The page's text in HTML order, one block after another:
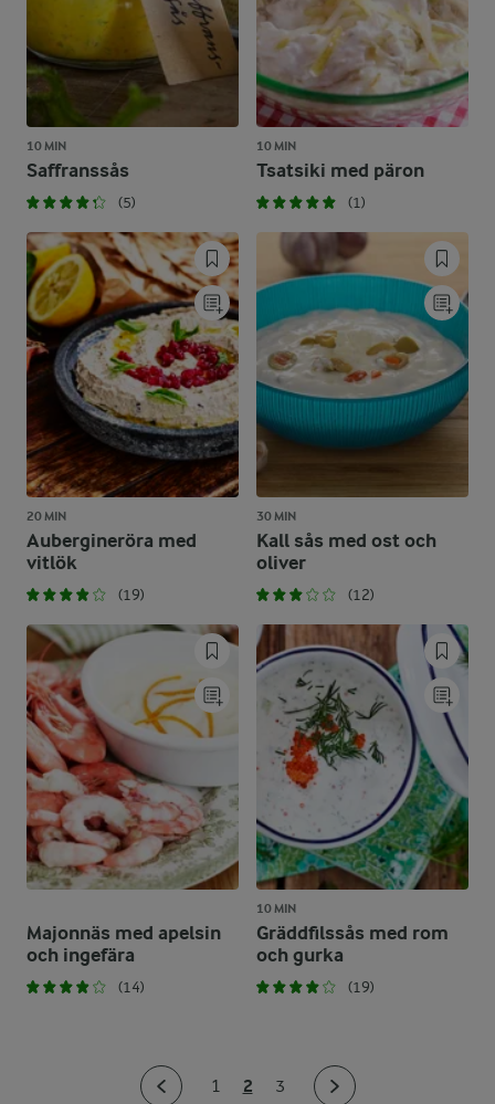
10 MIN
Saffranssås
(5)
10 MIN
Tsatsiki med päron
(1)
20 MIN
Aubergineröra med
vitlök
(19)
30 MIN
Kall sås med ost och
oliver
(12)
Majonnäs med apelsin
och ingefära
(14)
10 MIN
Gräddfilssås med rom
och gurka
(19)
1 2 3